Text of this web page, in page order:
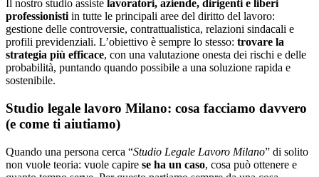
Il nostro studio assiste lavoratori, aziende, dirigenti e liberi
professionisti in tutte le principali aree del diritto del lavoro:
gestione delle controversie, contrattualistica, relazioni sindacali e
profili previdenziali. L’obiettivo è sempre lo stesso: trovare la
strategia più efficace, con una valutazione onesta dei rischi e delle
probabilità, puntando quando possibile a una soluzione rapida e
sostenibile.
Studio legale lavoro Milano: cosa facciamo davvero
(e come ti aiutiamo)
Quando una persona cerca “Studio Legale Lavoro Milano” di solito
non vuole teoria: vuole capire se ha un caso, cosa può ottenere e